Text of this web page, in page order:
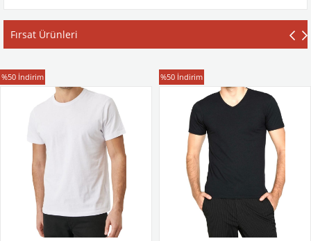
Fırsat Ürünleri
T-Shirt
%50 İndirim T-Shirt
%50 İndirim